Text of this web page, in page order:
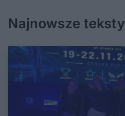
Najnowsze teksty